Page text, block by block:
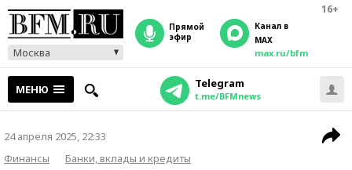
16+
Москва
прямой
эфир
Канал в
MAX
max.ru/bfm
МЕНЮ Telegram
t.me/BFMnews
24 апреля 2025, 22:33
Финансы
Банки, вклады и кредиты